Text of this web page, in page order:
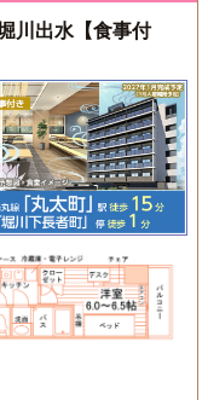
川出水【食事付